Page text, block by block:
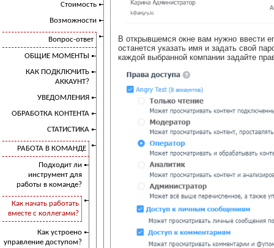
Стоимость
Возможности
Вопрос-ответ
ОБЩИЕ МОМЕНТЫ
КАК ПОДКЛЮЧИТЬ
АККАУНТ?
УВЕДОМЛЕНИЯ
ОБРАБОТКА КОНТЕНТА
СТАТИСТИКА
РАБОТА В КОМАНДЕ
Подходит ли
инструмент для
работы в команде?
Как начать работать
вместе с коллегами?
Как устроено
управление доступом?
В открывшемся окне вам нужно ввести
останется указать имя и задать свой
каждой выбранной компании задайте